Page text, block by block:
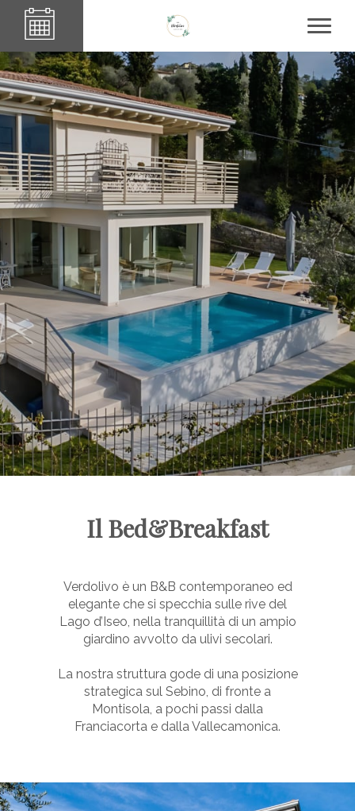
Il Bed&Breakfast
Verdolivo è un B&B contemporaneo ed
elegante che si specchia sulle rive del
Lago d’Iseo, nella tranquillità di un ampio
giardino avvolto da ulivi secolari.
La nostra struttura gode di una posizione
strategica sul Sebino, di fronte a
Montisola, a pochi passi dalla
Franciacorta e dalla Vallecamonica.